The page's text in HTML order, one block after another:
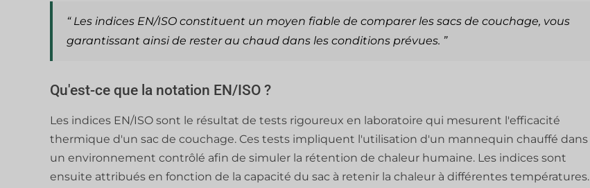
“ Les indices EN/ISO constituent un moyen fiable de comparer les sacs de couchage, vous
garantissant ainsi de rester au chaud dans les conditions prévues. ”
Qu'est-ce que la notation EN/ISO ?
Les indices EN/ISO sont le résultat de tests rigoureux en laboratoire qui mesurent l'efficacité
thermique d'un sac de couchage. Ces tests impliquent l'utilisation d'un mannequin chauffé dans
un environnement contrôlé afin de simuler la rétention de chaleur humaine. Les indices sont
ensuite attribués en fonction de la capacité du sac à retenir la chaleur à différentes températures.